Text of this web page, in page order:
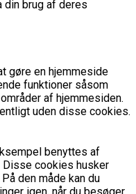
din brug af deres
gøre en hjemmeside
funktioner såsom
af hjemmesiden.
uden disse cookies.
benyttes af
Disse cookies husker
den måde kan du